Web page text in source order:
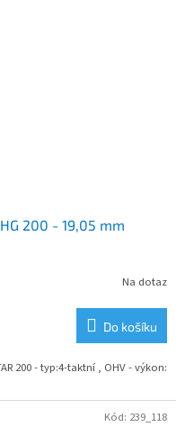
200 - 19,05 mm
Na dotaz
Do košíku
200 - typ:4-taktní , OHV - výkon:
Kód: 239_118